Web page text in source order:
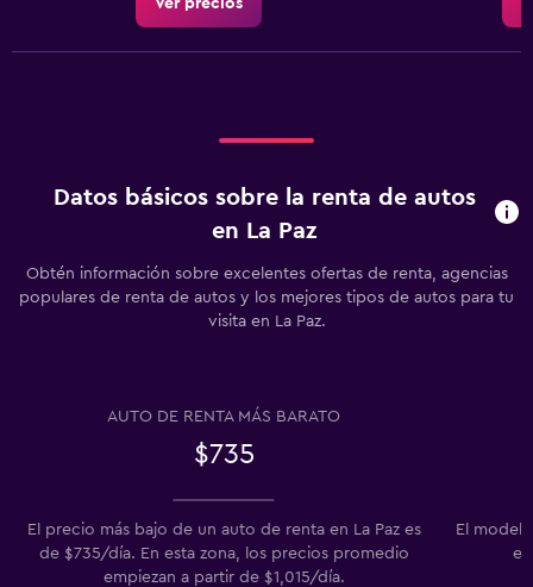
Ver precios
Datos básicos sobre la renta de autos
en La Paz
Obtén información sobre excelentes ofertas de renta, agencias
populares de renta de autos y los mejores tipos de autos para tu
visita en La Paz.
AUTO DE RENTA MÁS BARATO
$735
El precio más bajo de un auto de renta en La Paz es
de $735/día. En esta zona, los precios promedio
empiezan a partir de $1,015/día.
El